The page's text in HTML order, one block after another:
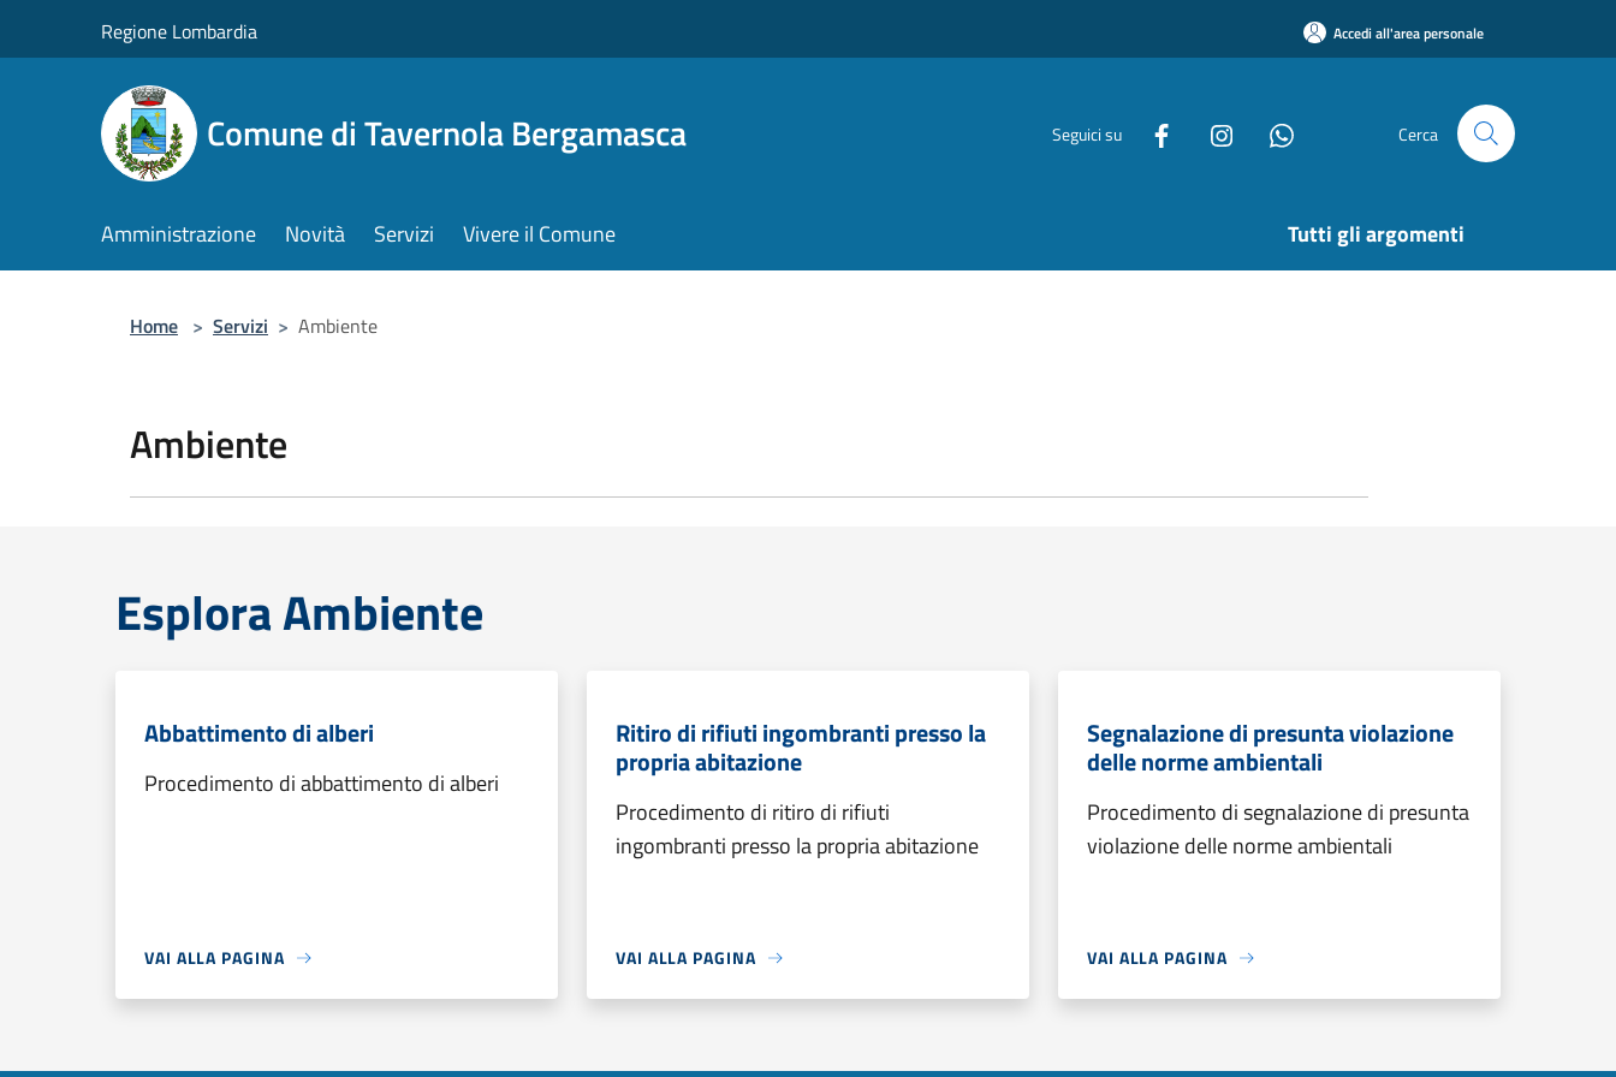
Regione Lombardia Accedi all'area personale
Comune di Tavernola Bergamasca Seguici su Cerca
Amministrazione Novità Servizi Vivere il Comune Tutti gli argomenti
Home > Servizi > Ambiente
Ambiente
Esplora Ambiente
Abbattimento di alberi
Procedimento di abbattimento di alberi
VAI ALLA PAGINA
Ritiro di rifiuti ingombranti presso la
propria abitazione
Procedimento di ritiro di rifiuti
ingombranti presso la propria abitazione
VAI ALLA PAGINA
Segnalazione di presunta violazione
delle norme ambientali
Procedimento di segnalazione di presunta
violazione delle norme ambientali
VAI ALLA PAGINA